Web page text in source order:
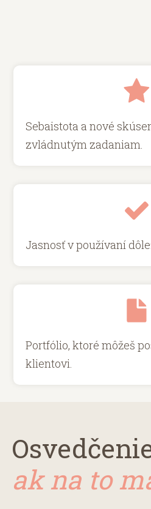
Sebaistota a nové
zvládnutým zadaniam.
Jasnosť v používaní
Portfólio, ktoré môžeš
klientovi.
ak na to